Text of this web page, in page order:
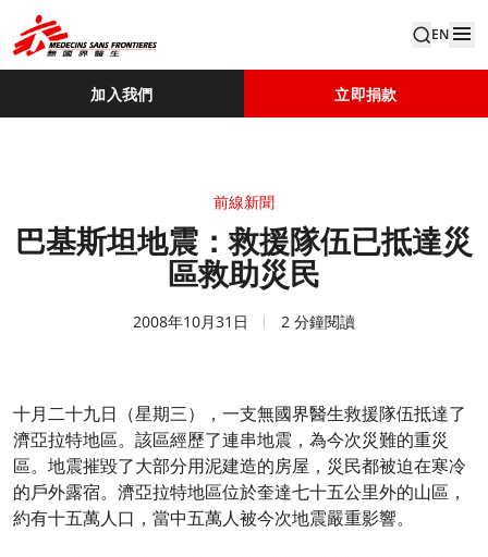
EN
加入我們 立即捐款
前線新聞
巴基斯坦地震：救援隊伍已抵達災
區救助災民
2008年10月31日 2 分鐘閱讀
十月二十九日（星期三），一支無國界醫生救援隊伍抵達了
濟亞拉特地區。該區經歷了連串地震，為今次災難的重災
區。地震摧毀了大部分用泥建造的房屋，災民都被迫在寒冷
的戶外露宿。濟亞拉特地區位於奎達七十五公里外的山區，
約有十五萬人口，當中五萬人被今次地震嚴重影響。